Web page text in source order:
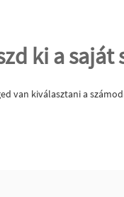
ki a
van kiválasztani a